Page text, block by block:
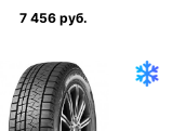
7 456 руб.